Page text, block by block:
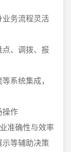
务流程灵活
、调拨、报
系统集成，
操作
准确性与效率
等辅助决策